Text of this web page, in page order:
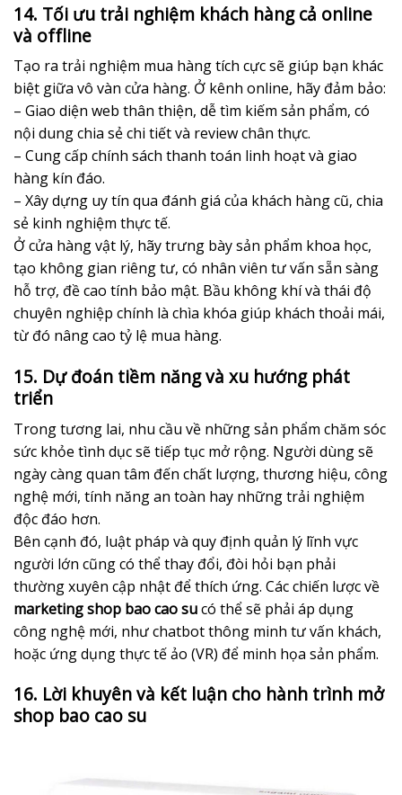
14. Tối ưu trải nghiệm khách hàng cả online
và offline
Tạo ra trải nghiệm mua hàng tích cực sẽ giúp bạn khác
biệt giữa vô vàn cửa hàng. Ở kênh online, hãy đảm bảo:
– Giao diện web thân thiện, dễ tìm kiếm sản phẩm, có
nội dung chia sẻ chi tiết và review chân thực.
– Cung cấp chính sách thanh toán linh hoạt và giao
hàng kín đáo.
– Xây dựng uy tín qua đánh giá của khách hàng cũ, chia
sẻ kinh nghiệm thực tế.
Ở cửa hàng vật lý, hãy trưng bày sản phẩm khoa học,
tạo không gian riêng tư, có nhân viên tư vấn sẵn sàng
hỗ trợ, đề cao tính bảo mật. Bầu không khí và thái độ
chuyên nghiệp chính là chìa khóa giúp khách thoải mái,
từ đó nâng cao tỷ lệ mua hàng.
15. Dự đoán tiềm năng và xu hướng phát
triển
Trong tương lai, nhu cầu về những sản phẩm chăm sóc
sức khỏe tình dục sẽ tiếp tục mở rộng. Người dùng sẽ
ngày càng quan tâm đến chất lượng, thương hiệu, công
nghệ mới, tính năng an toàn hay những trải nghiệm
độc đáo hơn.
Bên cạnh đó, luật pháp và quy định quản lý lĩnh vực
người lớn cũng có thể thay đổi, đòi hỏi bạn phải
thường xuyên cập nhật để thích ứng. Các chiến lược về
marketing shop bao cao sucó thể sẽ phải áp dụng
công nghệ mới, như chatbot thông minh tư vấn khách,
hoặc ứng dụng thực tế ảo (VR) để minh họa sản phẩm.
16. Lời khuyên và kết luận cho hành trình mở
shop bao cao su